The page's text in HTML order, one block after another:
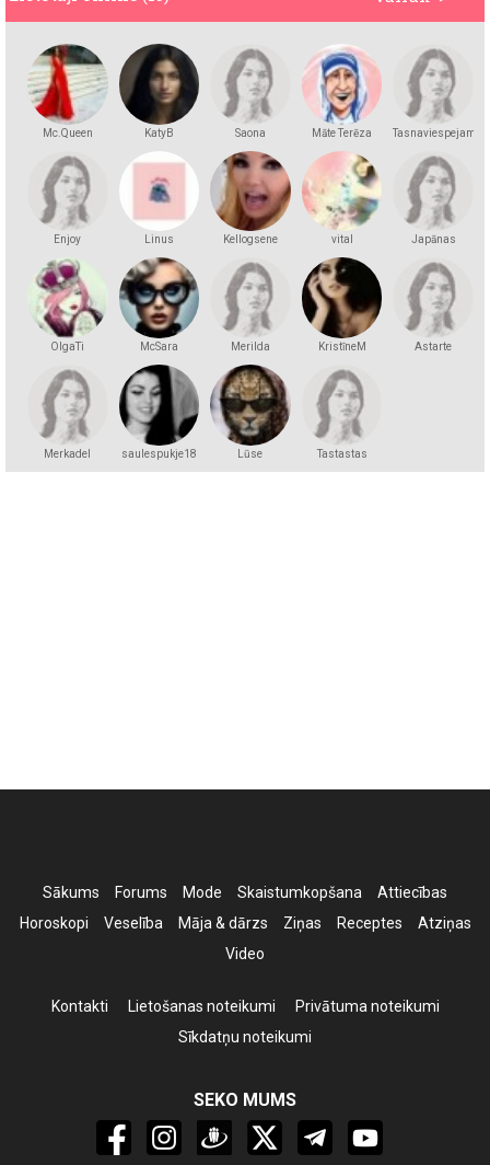
Mc.Queen KatyB Saona Māte Terēza Tasnaviespejams
Enjoy Linus Kellogsene vital
Japānas
OlgaTi McSara Merilda KristīneM Astarte
Merkadel saulespukje18 Lūse Tastastas
Sākums Forums Mode Skaistumkopšana
Attiecības
Horoskopi
Veselība Māja & dārzs Ziņas Receptes
Atziņas
Video
Kontakti Lietošanas noteikumi
Privātuma noteikumi
Sīkdatņu noteikumi
SEKO MUMS